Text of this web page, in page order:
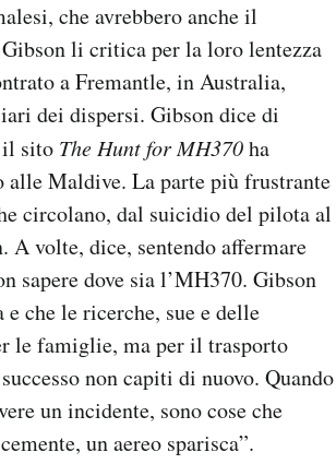
che avrebbero anche il
li critica per la loro lentezza
a Fremantle, in Australia,
dei dispersi. Gibson dice di
il sito The Hunt for MH370ha
Maldive. La parte più frustrante
circolano, dal suicidio del pilota al
volte, dice, sentendo affermare
sapere dove sia l’MH370. Gibson
che le ricerche, sue e delle
le famiglie, ma per il trasporto
non capiti di nuovo. Quando
un incidente, sono cose che
un aereo sparisca”.